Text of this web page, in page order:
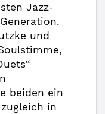
Jazz-
und
beiden ein
in